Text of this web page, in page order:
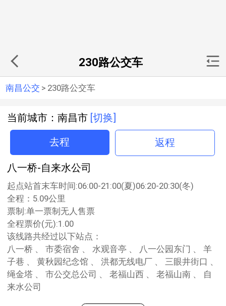
230路公交车
南昌公交 > 230路公交车
当前城市：南昌市 [切换]
去程 返程
八一桥-自来水公司
起点站首末车时间:06:00-21:00(夏)06:20-20:30(冬)
全程：5.09公里
票制:单一票制无人售票
全程票价(元):1.00
该线路共经过以下站点：
八一桥 、 市委宿舍 、 水观音亭 、 八一公园东门 、 羊
子巷 、 黄秋园纪念馆 、 洪都无线电厂 、 三眼井街口 、
绳金塔 、 市公交总公司 、 老福山西 、 老福山南 、 自
来水公司